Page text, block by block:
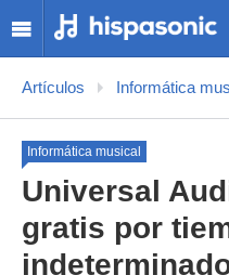
Artículos Informática
Informática musical
Universal
gratis por